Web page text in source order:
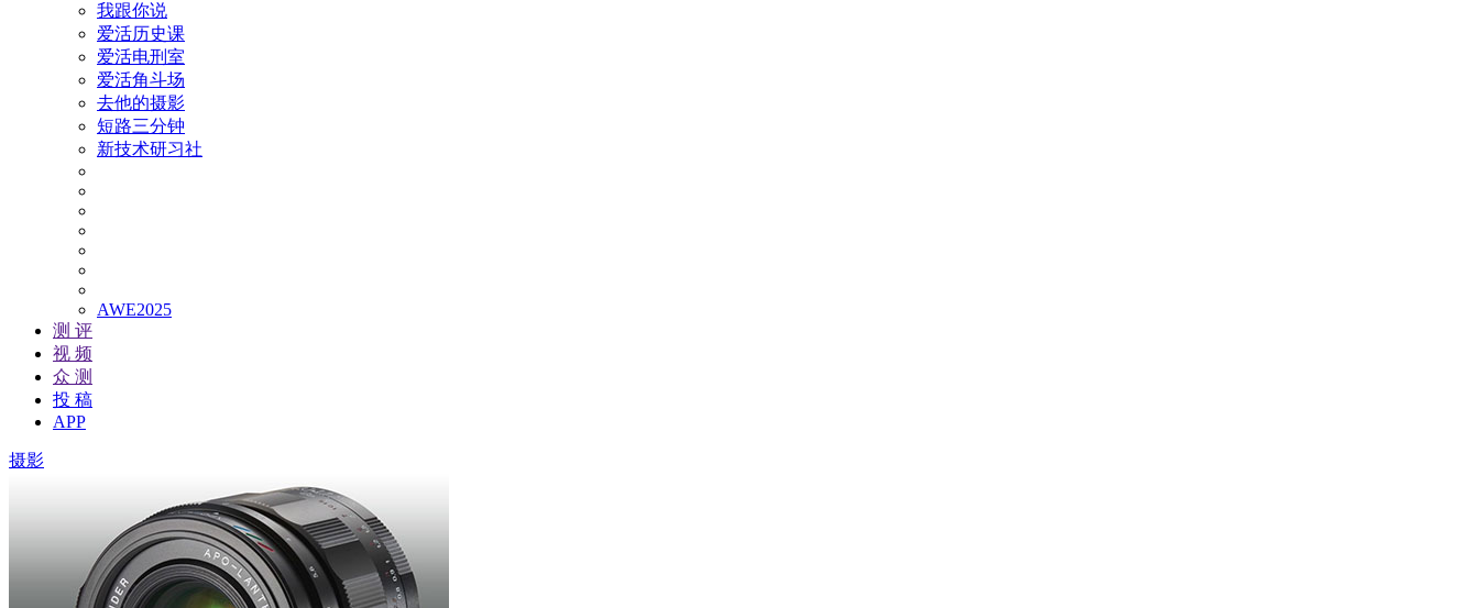
我跟你说
爱活历史课
爱活电刑室
爱活角斗场
去他的摄影
短路三分钟
新技术研习社
AWE2025
测 评
视 频
众 测
投 稿
APP
摄影